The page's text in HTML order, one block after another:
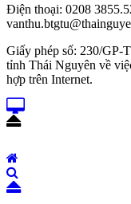
Điện thoại: 0208
Giấy phép số: 230/
tỉnh Thái Nguyên về
hợp trên Internet.